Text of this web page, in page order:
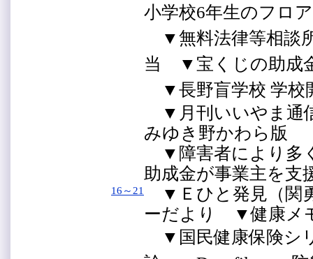
小学校6年生のフロ
▼無料法律等相談
当 ▼宝くじの助成
▼長野盲学校 学校
▼月刊いいやま
みゆき野かわら版
▼障害者により多
助成金が事業主を支
16～21
▼Ｅひと発見（関
ーだより ▼健康
▼国民健康保険シ